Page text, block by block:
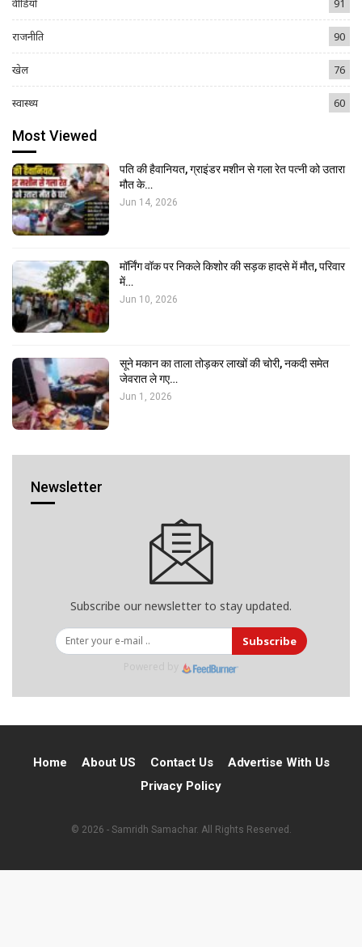
राजनीति 90
खेल 76
स्वास्थ्य 60
Most Viewed
पति की हैवानियत, ग्राइंडर मशीन से गला रेत पत्नी को उतारा
मौत के…
Jun 14, 2026
मॉर्निंग वॉक पर निकले किशोर की सड़क हादसे में मौत, परिवार
में…
Jun 10, 2026
सूने मकान का ताला तोड़कर लाखों की चोरी, नकदी समेत
जेवरात ले गए…
Jun 1, 2026
Newsletter
Subscribe our newsletter to stay updated.
Subscribe
Home About US Contact Us
Advertise With Us
Privacy Policy
© 2026 - Samridh Samachar. All Rights Reserved.